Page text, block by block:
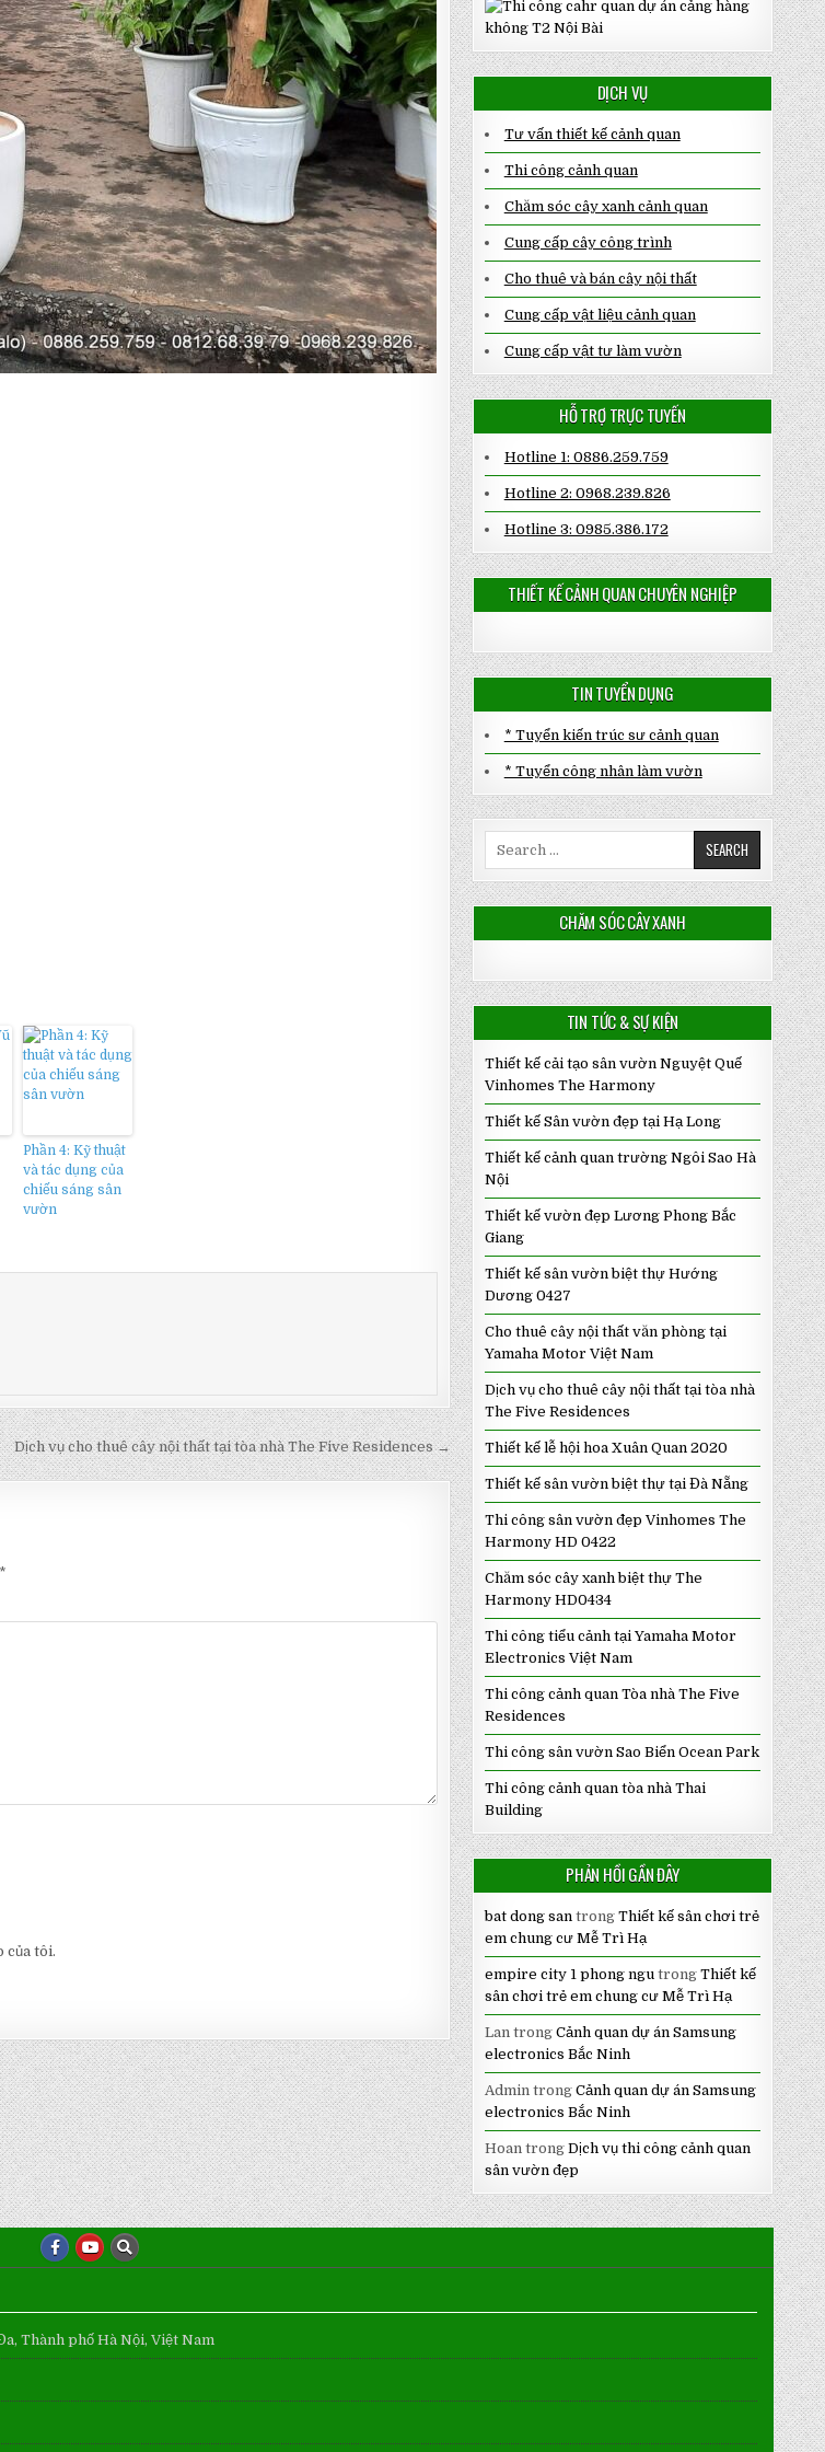
Phần 4: Kỹ thuật
và tác dụng của
chiếu sáng sân
vườn
Dịch vụ cho thuê cây nội thất tại tòa nhà The Five Residences →
*
của tôi.
DỊCH VỤ
Tư vấn thiết kế cảnh quan
Thi công cảnh quan
Chăm sóc cây xanh cảnh quan
Cung cấp cây công trình
Cho thuê và bán cây nội thất
Cung cấp vật liệu cảnh quan
Cung cấp vật tư làm vườn
HỖ TRỢ TRỰC TUYẾN
Hotline 1: 0886.259.759
Hotline 2: 0968.239.826
Hotline 3: 0985.386.172
THIẾT KẾ CẢNH QUAN CHUYÊN NGHIỆP
TIN TUYỂN DỤNG
* Tuyển kiến trúc sư cảnh quan
* Tuyển công nhân làm vườn
CHĂM SÓC CÂY XANH
TIN TỨC & SỰ KIỆN
Thiết kế cải tạo sân vườn Nguyệt Quế
Vinhomes The Harmony
Thiết kế Sân vườn đẹp tại Hạ Long
Thiết kế cảnh quan trường Ngôi Sao Hà
Nội
Thiết kế vườn đẹp Lương Phong Bắc
Giang
Thiết kế sân vườn biệt thự Hướng
Dương 0427
Cho thuê cây nội thất văn phòng tại
Yamaha Motor Việt Nam
Dịch vụ cho thuê cây nội thất tại tòa nhà
The Five Residences
Thiết kế lễ hội hoa Xuân Quan 2020
Thiết kế sân vườn biệt thự tại Đà Nẵng
Thi công sân vườn đẹp Vinhomes The
Harmony HD 0422
Chăm sóc cây xanh biệt thự The
Harmony HD0434
Thi công tiểu cảnh tại Yamaha Motor
Electronics Việt Nam
Thi công cảnh quan Tòa nhà The Five
Residences
Thi công sân vườn Sao Biển Ocean Park
Thi công cảnh quan tòa nhà Thai
Building
PHẢN HỒI GẦN ĐÂY
bat dong santrong Thiết kế sân chơi trẻ
em chung cư Mễ Trì Hạ
empire city 1 phong ngutrong Thiết kế
sân chơi trẻ em chung cư Mễ Trì Hạ
Lantrong Cảnh quan dự án Samsung
electronics Bắc Ninh
Admintrong Cảnh quan dự án Samsung
electronics Bắc Ninh
Hoantrong Dịch vụ thi công cảnh quan
sân vườn đẹp
Thành phố Hà Nội, Việt Nam